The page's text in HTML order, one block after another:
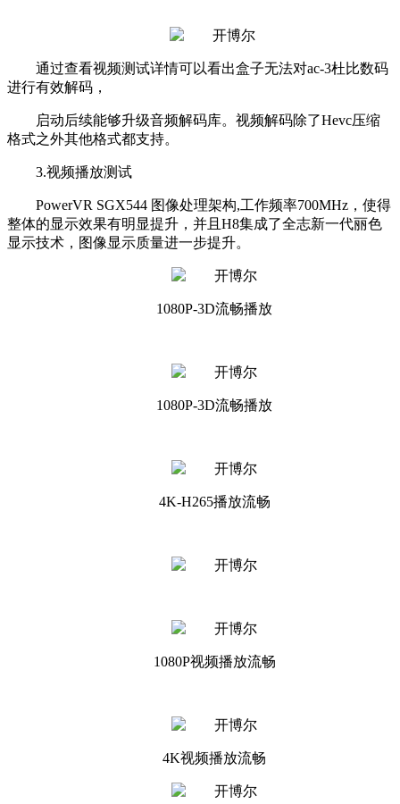
通过查看视频测试详情可以看出盒子无法对ac-3杜比数码
进行有效解码，
启动后续能够升级音频解码库。视频解码除了Hevc压缩
格式之外其他格式都支持。
3.视频播放测试
PowerVR SGX544 图像处理架构,工作频率700MHz，使得
整体的显示效果有明显提升，并且H8集成了全志新一代丽色
显示技术，图像显示质量进一步提升。
1080P-3D流畅播放
1080P-3D流畅播放
4K-H265播放流畅
1080P视频播放流畅
4K视频播放流畅